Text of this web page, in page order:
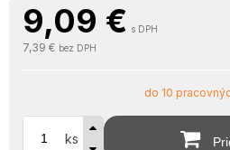
9,09 € s DPH
7,39 € bez DPH
do 10
ks